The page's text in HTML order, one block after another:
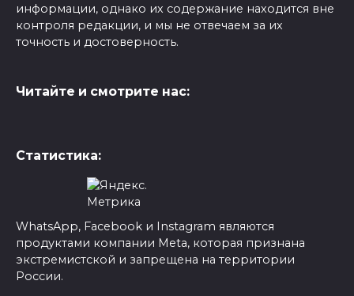
информации, однако их содержание находится вне
контроля редакции, и мы не отвечаем за их
точность и достоверность.
Читайте и смотрите нас:
Статистика:
WhatsApp, Facebook и Instagram являются
продуктами компании Meta, которая признана
экстремистской и запрещена на территории
России.